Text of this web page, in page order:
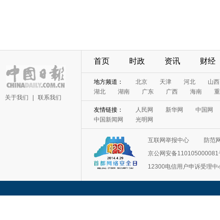
关于我们 联系我们
首页 时政 资讯 财经
地方频道： 北京 天津 河北
山西
湖北
湖南 广东 广西 海南
友情链接： 人民网 新华网
中国网
中国新闻网
光明网
互联网举报中心
防范
京公网安备110105000081
12300电信用户申诉受理中